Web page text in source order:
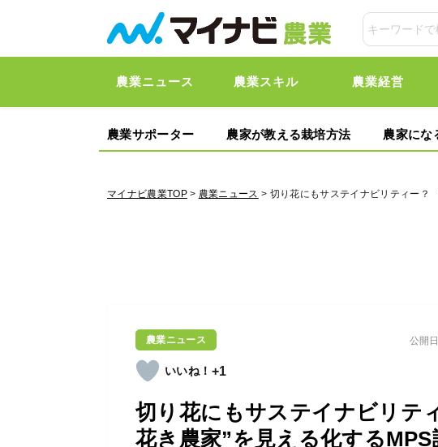
農業ニュース 農業スキル 農業経営
農業サポーター 農家が教える栽培方法 農家にな
マイナビ農業TOP> 農業ニュース > 切り花にもサステイナビリティー？
農業ニュース
+1
切り花にもサステイナビリ
花き農家”を見える化する
公開